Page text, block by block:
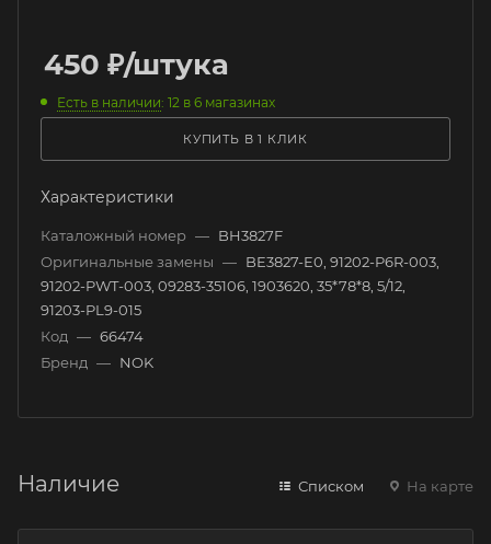
450 ₽/штука
Есть в наличии: 12 в 6 магазинах
КУПИТЬ В 1 КЛИК
Характеристики
Каталожный номер — BH3827F
Оригинальные замены — BE3827-E0, 91202-P6R-003,
91202-PWT-003, 09283-35106, 1903620, 35*78*8, 5/12,
91203-PL9-015
Код — 66474
Бренд — NOK
Наличие Списком На карте